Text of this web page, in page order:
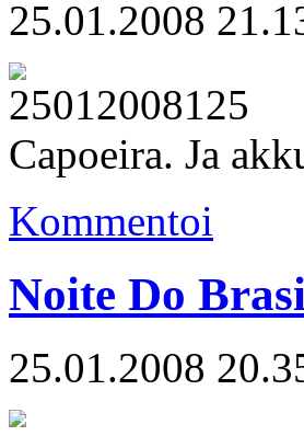
25.01.2008
Capoeira. Ja
Kommentoi
Noite Do
25.01.2008